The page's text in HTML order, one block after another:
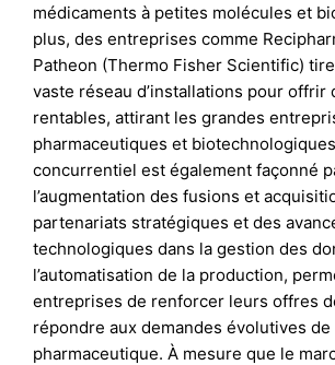
médicaments à petites molécules et
plus, des entreprises comme
Patheon (Thermo Fisher Scientific)
vaste réseau d’installations pour offrir
rentables, attirant les grandes
pharmaceutiques et
concurrentiel est également façonné
l’augmentation des fusions et
partenariats stratégiques et des
technologiques dans la gestion des
l’automatisation de la production,
entreprises de renforcer leurs offres
répondre aux demandes évolutives de
pharmaceutique. À mesure que le